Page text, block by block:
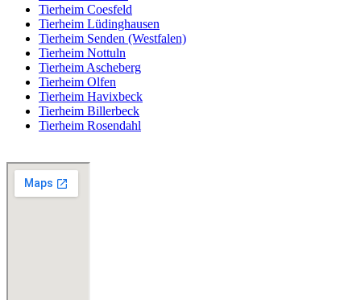
Tierheim Coesfeld
Tierheim Lüdinghausen
Tierheim Senden (Westfalen)
Tierheim Nottuln
Tierheim Ascheberg
Tierheim Olfen
Tierheim Havixbeck
Tierheim Billerbeck
Tierheim Rosendahl